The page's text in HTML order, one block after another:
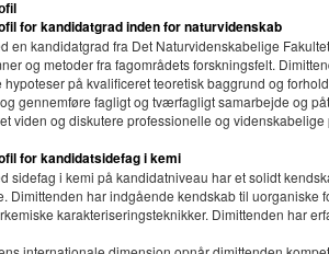
for kandidatgrad inden for naturvidenskab
en kandidatgrad fra Det Naturvidenskabelige
og metoder fra fagområdets forskningsfelt.
hypoteser på kvalificeret teoretisk baggrund og
gennemføre fagligt og tværfagligt samarbejde og
viden og diskutere professionelle og
for kandidatsidefag i kemi
sidefag i kemi på kandidatniveau har et solidt
Dimittenden har indgående kendskab til uorganiske
karakteriseringsteknikker. Dimittenden har